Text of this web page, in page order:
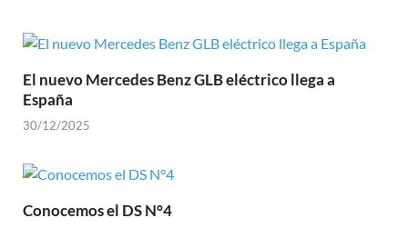
El nuevo Mercedes Benz GLB eléctrico llega a
España
30/12/2025
Conocemos el DS N°4